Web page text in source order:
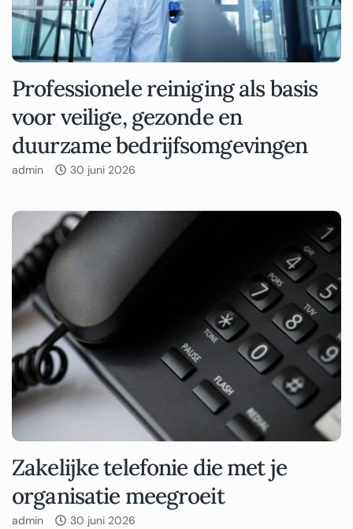
Professionele reiniging als basis
voor veilige, gezonde en
duurzame bedrijfsomgevingen
admin 30 juni 2026
Zakelijke telefonie die met je
organisatie meegroeit
admin 30 juni 2026